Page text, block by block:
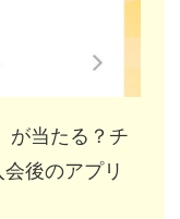
が当たる？チ
後のアプリ